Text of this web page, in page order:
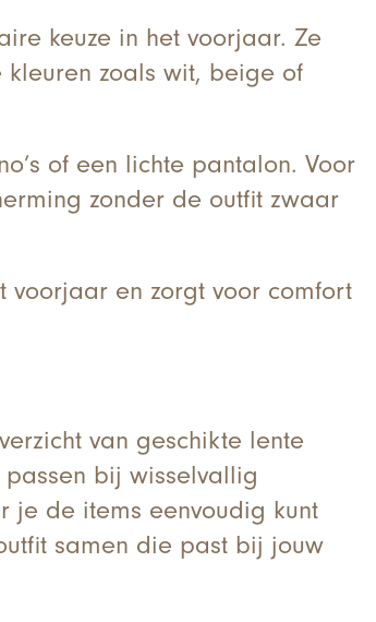
keuze in het voorjaar. Ze
zoals wit, beige of
of een lichte pantalon. Voor
zonder de outfit zwaar
voorjaar en zorgt voor comfort
van geschikte lente
passen bij wisselvallig
je de items eenvoudig kunt
samen die past bij jouw